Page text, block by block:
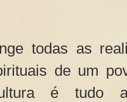
todas as
de um
é tudo